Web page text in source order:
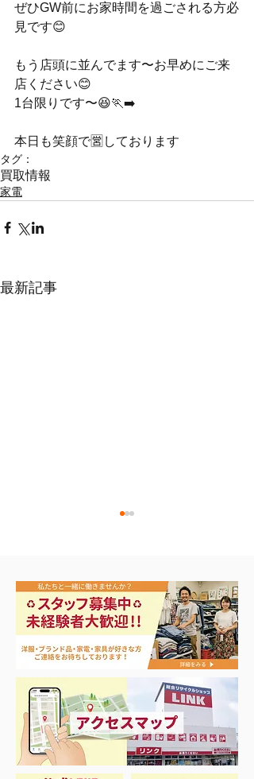
ぜひGW前にお家時間を過ごされる方必
見です😊
もう店頭に並んでます〜お早めにご来
店ください😊
1台限りです〜😆🏃‍➡️
本日も笑顔で🈺しております
タグ：
買取情報
家電
最新記事
夏に向けて冷凍庫！大量
品揃え❗️